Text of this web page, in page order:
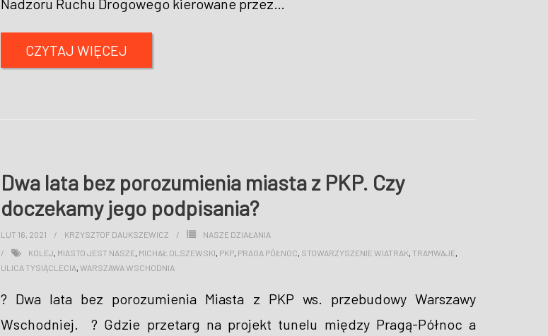
Nadzoru Ruchu Drogowego kierowane przez…
CZYTAJ WIĘCEJ
Dwa lata bez porozumienia miasta z PKP. Czy
doczekamy jego podpisania?
LUT 16, 2021 KRZYSZTOF DAUKSZEWICZ
NASZE DZIAŁANIA
KOLEJ, MIASTO JEST NASZE, MICHAŁ OLSZEWSKI, PKP, PRAGA PÓŁNOC, STOWARZYSZENIE WIATRAK, TRAMWAJE,
ULICA TYSIĄCLECIA, WARSZAWA WSCHODNIA
? Dwa lata bez porozumienia Miasta z PKP ws. przebudowy Warszawy
Wschodniej. ? Gdzie przetarg na projekt tunelu między Pragą-Północ a